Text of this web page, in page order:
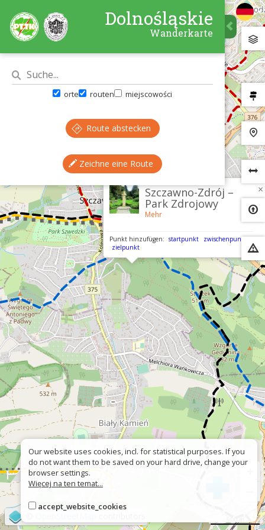
×
Szczawno-Zdrój –
Park Zdrojowy
Mehr
Punkt hinzufügen: startpunkt
zwischenpunkt
zielpunkt
Dolnośląskie
Wanderkarte
orte routen miejscowości
Route abstecken
Zeichne eine Route
Our website uses cookies, incl. for statistical purposes. If you
do not want them to be saved on your hard drive, change your
browser settings.
Więcej na ten temat...
accept_website_cookies